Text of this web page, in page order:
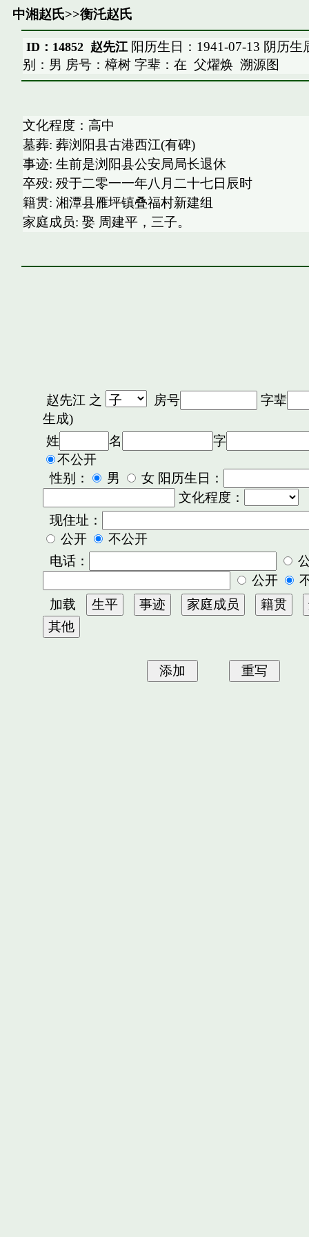
中湘赵氏>>衡汑赵氏
ID：14852 赵先江阳历生日：1941-07-13 阴历生
别：男 房号：樟树 字辈：在 父燿焕 溯源图
文化程度：高中
墓葬: 葬浏阳县古港西江(有碑)
事迹: 生前是浏阳县公安局局长退休
卒殁: 殁于二零一一年八月二十七日辰时
籍贯: 湘潭县雁坪镇叠福村新建组
家庭成员: 娶 周建平，三子。
赵先江之 房号
字辈
生成)
姓
名
字
不公开
性别：
男
女 阳历生日：
文化程度：
现住址：
公开
不公开
电话：
公开
加载